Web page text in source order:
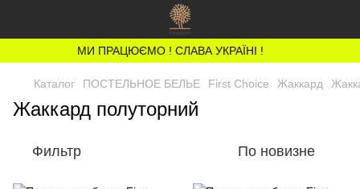
МИ ПРАЦЮЄМО ! СЛАВА УКРАЇНІ !
Каталог ПОСТЕЛЬНОЕ БЕЛЬЕ First Choice Жаккард
Жаккард полуторний
Фильтр По новизне